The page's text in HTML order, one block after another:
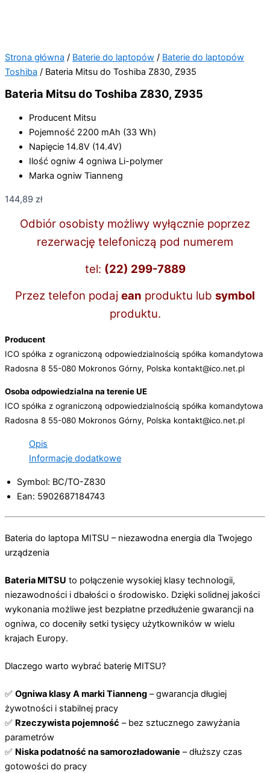
Strona główna / Baterie do laptopów / Baterie do laptopów
Toshiba / Bateria Mitsu do Toshiba Z830, Z935
Bateria Mitsu do Toshiba Z830, Z935
Producent Mitsu
Pojemność 2200 mAh (33 Wh)
Napięcie 14.8V (14.4V)
Ilość ogniw 4 ogniwa Li-polymer
Marka ogniw Tianneng
144,89 zł
Odbiór osobisty możliwy wyłącznie poprzez
rezerwację telefoniczą pod numerem
tel: (22) 299-7889
Przez telefon podaj ean produktu lub symbol
produktu.
Producent
ICO spółka z ograniczoną odpowiedzialnością spółka komandytowa
Radosna 8 55-080 Mokronos Górny, Polska kontakt@ico.net.pl
Osoba odpowiedzialna na terenie UE
ICO spółka z ograniczoną odpowiedzialnością spółka komandytowa
Radosna 8 55-080 Mokronos Górny, Polska kontakt@ico.net.pl
Opis
Informacje dodatkowe
Symbol: BC/TO-Z830
Ean: 5902687184743
Bateria do laptopa MITSU – niezawodna energia dla Twojego
urządzenia
Bateria MITSU to połączenie wysokiej klasy technologii,
niezawodności i dbałości o środowisko. Dzięki solidnej jakości
wykonania możliwe jest bezpłatne przedłużenie gwarancji na
ogniwa, co doceniły setki tysięcy użytkowników w wielu
krajach Europy.
Dlaczego warto wybrać baterię MITSU?
✅ Ogniwa klasy A marki Tianneng – gwarancja długiej
żywotności i stabilnej pracy
✅ Rzeczywista pojemność – bez sztucznego zawyżania
parametrów
✅ Niska podatność na samorozładowanie – dłuższy czas
gotowości do pracy